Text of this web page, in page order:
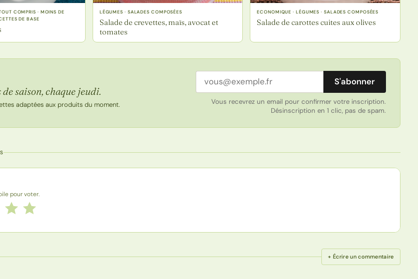
COMPRIS · MOINS DE
DE BASE
LÉGUMES · SALADES COMPOSÉES
Salade de crevettes, maïs, avocat et
tomates
ECONOMIQUE · LÉGUMES · SALADES COMPOSÉES
Salade de carottes cuites aux olives
saison, chaque jeudi.
adaptées aux produits du moment.
Adresse email S'abonner
Vous recevrez un email pour confirmer votre inscription.
Désinscription en 1 clic, pas de spam.
pour voter.
de 1 à 5 étoiles
5 étoiles
4 étoiles
+ Écrire un commentaire